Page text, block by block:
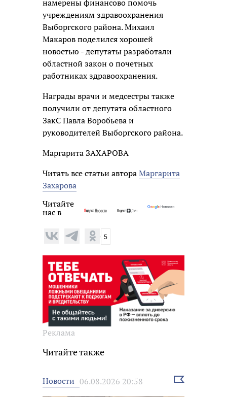
намерены финансово помочь
учреждениям здравоохранения
Выборгского района. Михаил
Макаров поделился хорошей
новостью - депутаты разработали
областной закон о почетных
работниках здравоохранения.
Награды врачи и медсестры также
получили от депутата областного
ЗакС Павла Воробьева и
руководителей Выборгского района.
Маргарита ЗАХАРОВА
Читать все статьи автораМаргарита
Захарова
Читайте
нас в
5
Реклама
Читайте также
Новости 06.08.2026 20:58
Выбрать